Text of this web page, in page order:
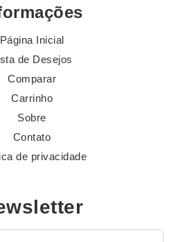
Página Inicial
de Desejos
Comparar
Carrinho
Sobre
Contato
de privacidade